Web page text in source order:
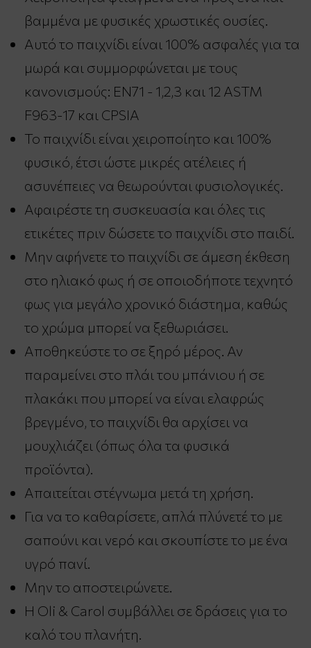
βαμμένα με φυσικές χρωστικές ουσίες.
Αυτό το παιχνίδι είναι 100% ασφαλές για τα
μωρά και συμμορφώνεται με τους
κανονισμούς: EN71 - 1,2,3 και 12 ASTM
F963-17 και CPSIA
Το παιχνίδι είναι χειροποίητο και 100%
φυσικό, έτσι ώστε μικρές ατέλειες ή
ασυνέπειες να θεωρούνται φυσιολογικές.
Αφαιρέστε τη συσκευασία και όλες τις
ετικέτες πριν δώσετε το παιχνίδι στο παιδί.
Μην αφήνετε το παιχνίδι σε άμεση έκθεση
στο ηλιακό φως ή σε οποιοδήποτε τεχνητό
φως για μεγάλο χρονικό διάστημα, καθώς
το χρώμα μπορεί να ξεθωριάσει.
Αποθηκεύστε το σε ξηρό μέρος. Αν
παραμείνει στο πλάι του μπάνιου ή σε
πλακάκι που μπορεί να είναι ελαφρώς
βρεγμένο, το παιχνίδι θα αρχίσει να
μουχλιάζει (όπως όλα τα φυσικά
προϊόντα).
Απαιτείται στέγνωμα μετά τη χρήση.
Για να το καθαρίσετε, απλά πλύνετέ το με
σαπούνι και νερό και σκουπίστε το με ένα
υγρό πανί.
Μην το αποστειρώνετε.
Η Oli & Carol συμβάλλει σε δράσεις για το
καλό του πλανήτη.